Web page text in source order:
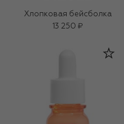
Хлопковая бейсболка
13 250 ₽